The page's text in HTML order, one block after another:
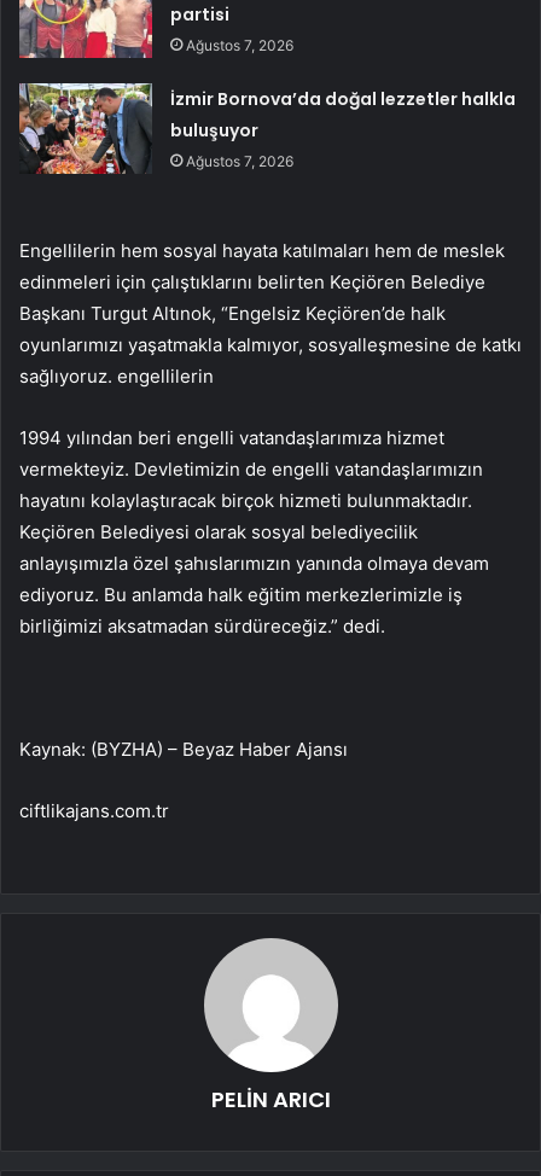
partisi
Ağustos 7, 2026
İzmir Bornova’da doğal lezzetler halkla
buluşuyor
Ağustos 7, 2026
Engellilerin hem sosyal hayata katılmaları hem de meslek
edinmeleri için çalıştıklarını belirten Keçiören Belediye
Başkanı Turgut Altınok, “Engelsiz Keçiören’de halk
oyunlarımızı yaşatmakla kalmıyor, sosyalleşmesine de katkı
sağlıyoruz. engellilerin
1994 yılından beri engelli vatandaşlarımıza hizmet
vermekteyiz. Devletimizin de engelli vatandaşlarımızın
hayatını kolaylaştıracak birçok hizmeti bulunmaktadır.
Keçiören Belediyesi olarak sosyal belediyecilik
anlayışımızla özel şahıslarımızın yanında olmaya devam
ediyoruz. Bu anlamda halk eğitim merkezlerimizle iş
birliğimizi aksatmadan sürdüreceğiz.” dedi.
Kaynak: (BYZHA) – Beyaz Haber Ajansı
ciftlikajans.com.tr
PELİN ARICI